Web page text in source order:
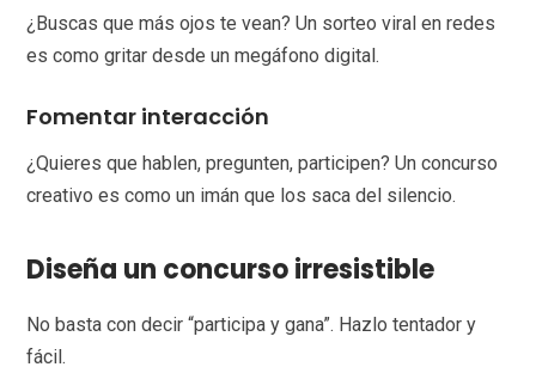
¿Buscas que más ojos te vean? Un sorteo viral en redes
es como gritar desde un megáfono digital.
Fomentar interacción
¿Quieres que hablen, pregunten, participen? Un concurso
creativo es como un imán que los saca del silencio.
Diseña un concurso irresistible
No basta con decir “participa y gana”. Hazlo tentador y
fácil.